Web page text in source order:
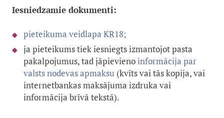
Iesniedzamie dokumenti:
pieteikuma veidlapa KR18;
ja pieteikums tiek iesniegts izmantojot pasta
pakalpojumus, tad jāpievienoinformācija par
valsts nodevas apmaksu (kvīts vai tās kopija, vai
internetbankas maksājuma izdruka vai
informācija brīvā tekstā).